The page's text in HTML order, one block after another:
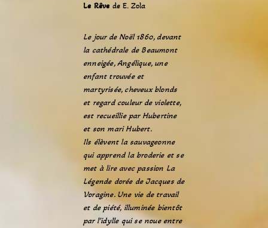
Le Rêve de E. Zola
Le jour de Noël 1860, devant
la cathédrale de Beaumont
enneigée, Angélique, une
enfant trouvée et
martyrisée, cheveux blonds
et regard couleur de violette,
est recueillie par Hubertine
et son mari Hubert.
Ils élèvent la sauvageonne
qui apprend la broderie et se
met à lire avec passion La
Légende dorée de Jacques de
Voragine. Une vie de travail
et de piété, illuminée bientôt
par l’idylle qui se noue entre